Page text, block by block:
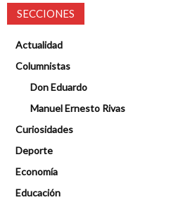
SECCIONES
Actualidad
Columnistas
Don Eduardo
Manuel Ernesto Rivas
Curiosidades
Deporte
Economía
Educación